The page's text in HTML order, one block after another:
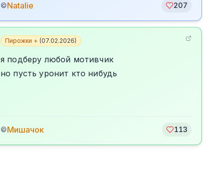
©Natalie 207
Пирожки + (07.02.2026)
я подберу любой мотивчик
но пусть уронит кто нибудь
©Мишачок 113